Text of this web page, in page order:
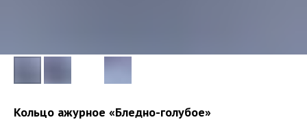
Кольцо ажурное «Бледно-голубое»